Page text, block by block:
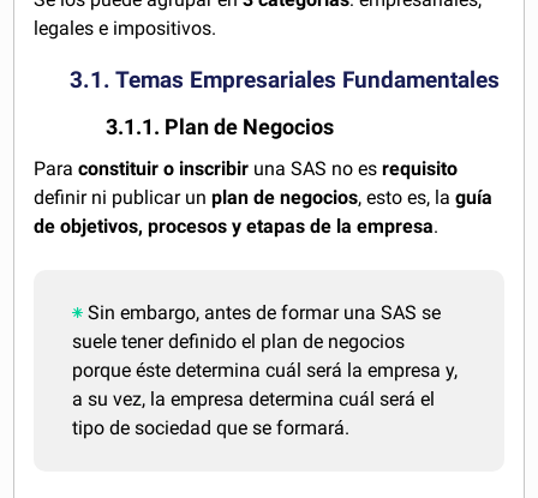
legales e impositivos.
3.1. Temas Empresariales Fundamentales
3.1.1. Plan de Negocios
Para constituir o inscribir una SAS no esrequisito
definir ni publicar unplan de negocios, esto es, laguía
de objetivos, procesos y etapas de la empresa.
Sin embargo, antes de formar una SAS se
suele tener definido el plan de negocios
porque éste determina cuál será la empresa y,
a su vez, la empresa determina cuál será el
tipo de sociedad que se formará.